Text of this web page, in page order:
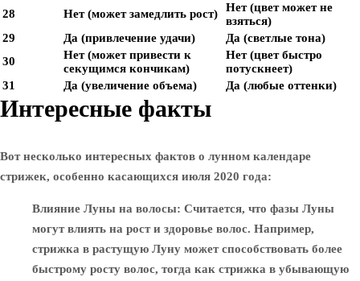
28
Нет (может замедлить рост)
Нет (цвет может не
взяться)
29
Да (привлечение удачи)
Да (светлые тона)
30
Нет (может привести к
секущимся кончикам)
Нет (цвет быстро
потускнеет)
31
Да (увеличение объема) Да (любые оттенки)
Интересные факты
Вот несколько интересных фактов о лунном календаре
стрижек, особенно касающихся июля 2020 года:
Влияние Луны на волосы: Считается, что фазы Луны
могут влиять на рост и здоровье волос. Например,
стрижка в растущую Луну может способствовать более
быстрому росту волос, тогда как стрижка в убывающую